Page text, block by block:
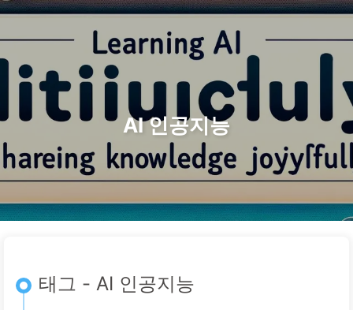
검색 홈 아카이브 태그 카테고리
링크 소개 🇰🇷 한국어
AI 인공지능
태그 - AI 인공지능